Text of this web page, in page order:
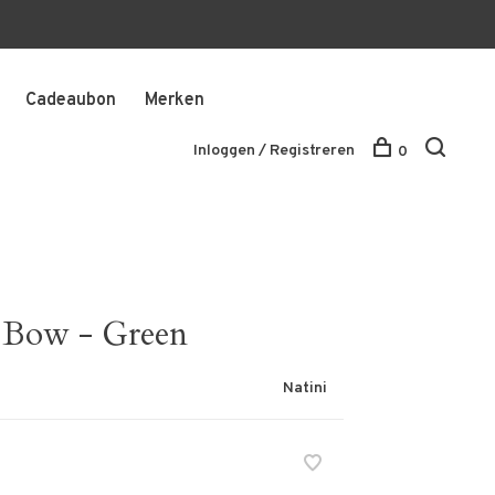
Cadeaubon Merken
Inloggen / Registreren 0
- Green
Natini